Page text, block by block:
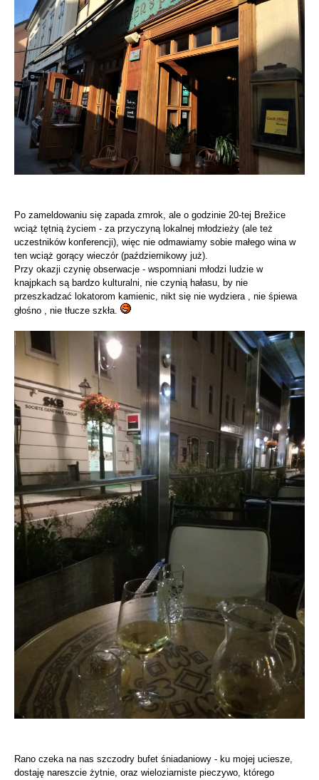
Po zameldowaniu się zapada zmrok, ale o godzinie 20-tej Brežice
wciąż tętnią życiem - za przyczyną lokalnej młodzieży (ale też
uczestników konferencji), więc nie odmawiamy sobie małego wina w
ten wciąż gorący wieczór (październikowy już).
Przy okazji czynię obserwacje - wspomniani młodzi ludzie w
knajpkach są bardzo kulturalni, nie czynią hałasu, by nie
przeszkadzać lokatorom kamienic, nikt się nie wydziera , nie śpiewa
głośno , nie tłucze szkła.
Rano czeka na nas szczodry bufet śniadaniowy - ku mojej uciesze,
dostaję nareszcie żytnie, oraz wieloziarniste pieczywo, którego